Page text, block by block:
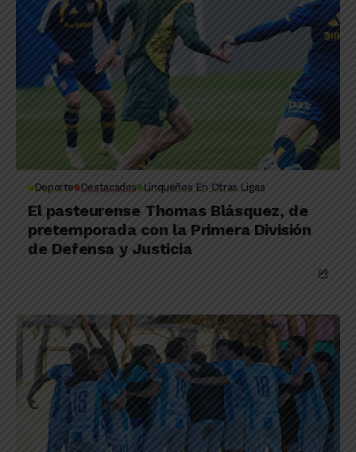
Deporte Destacados Linqueños En Otras Ligas
El pasteurense Thomas Blásquez, de
pretemporada con la Primera División
de Defensa y Justicia